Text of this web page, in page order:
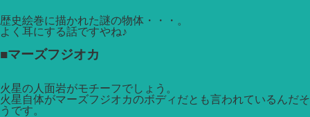
歴史絵巻に描かれた謎の物体・・・。
よく耳にする話ですやね♪
■マーズフジオカ
火星の人面岩がモチーフでしょう。
火星自体がマーズフジオカのボディだとも言われているんだそ
うです。